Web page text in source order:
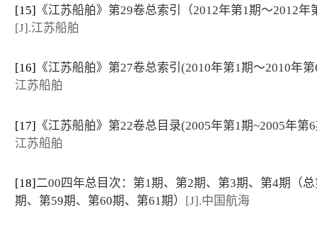
[15] 《江苏船舶》第29卷总索引（2012年第1期～2012年
[J].江苏船舶
[16] 《江苏船舶》第27卷总索引(2010年第1期～2010年
江苏船舶
[17] 《江苏船舶》第22卷总目录(2005年第1期~2005年第
江苏船舶
[18]二00四年总目次：第1期、第2期、第3期、第4期（
期、第59期、第60期、第61期） [J].中国航海